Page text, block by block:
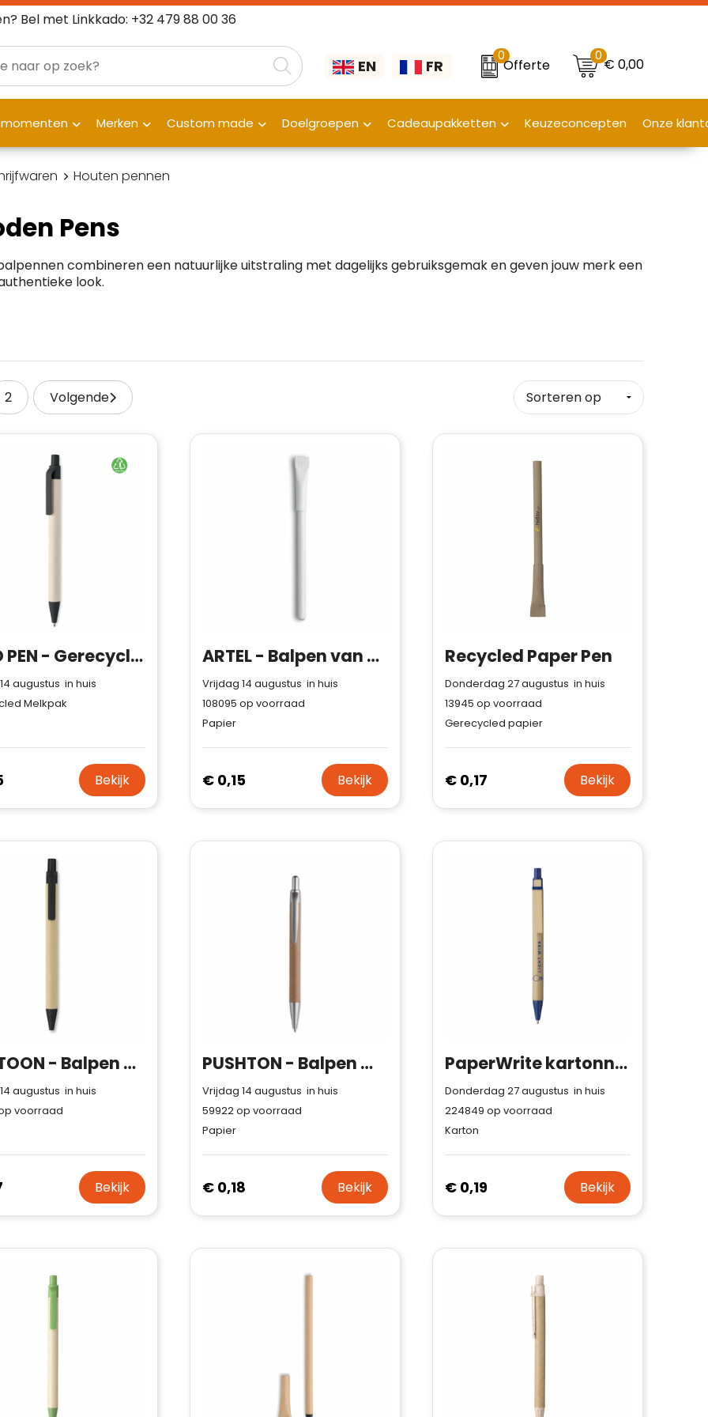
Bel met Linkkado: +32 479 88 00 36
EN FR
0
Offerte
0€ 0,00
Merken Custom made Doelgroepen Cadeaupakketten Keuzeconcepten Onze
Houten pennen
Pens
combineren een natuurlijke uitstraling met dagelijks gebruiksgemak en geven jouw merk een
look.
2 Volgende
MITO PEN - Gerecycled papier/ PLA balpen
augustus in huis
Melkpak
Bekijk
ARTEL - Balpen van gerecycled karton
Vrijdag 14 augustus in huis
108095 op voorraad
Papier
€ 0,15 Bekijk
Recycled Paper Pen
Donderdag 27 augustus in huis
13945 op voorraad
Gerecycled papier
€ 0,17 Bekijk
CARTOON - Balpen van papier/maïs
augustus in huis
voorraad
Bekijk
PUSHTON - Balpen met drukmechanisme
Vrijdag 14 augustus in huis
59922op voorraad
Papier
€ 0,18 Bekijk
PaperWrite kartonnen pen
Donderdag 27 augustus in huis
224849 op voorraad
Karton
€ 0,19 Bekijk